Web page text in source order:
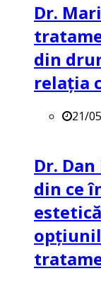
Dr.
din
relația
21/
Dr.
din ce